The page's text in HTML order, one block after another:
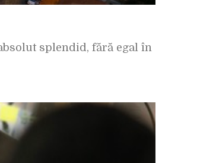
splendid, fără egal în